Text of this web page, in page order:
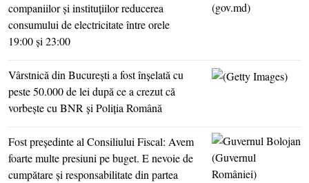
companiilor şi instituţiilor reducerea
consumului de electricitate între orele
19:00 şi 23:00
Vârstnică din Bucureşti a fost înşelată cu
peste 50.000 de lei după ce a crezut că
vorbeşte cu BNR şi Poliţia Română
Fost preşedinte al Consiliului Fiscal: Avem
foarte multe presiuni pe buget. E nevoie de
cumpătare şi responsabilitate din partea